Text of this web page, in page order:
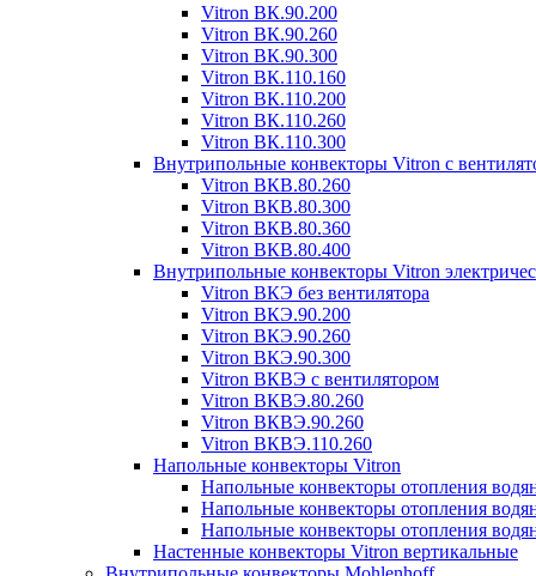
Vitron ВК.90.200
Vitron ВК.90.260
Vitron ВК.90.300
Vitron ВК.110.160
Vitron ВК.110.200
Vitron ВК.110.260
Vitron ВК.110.300
Внутрипольные конвекторы Vitron с
Vitron ВКВ.80.260
Vitron ВКВ.80.300
Vitron ВКВ.80.360
Vitron ВКВ.80.400
Внутрипольные конвекторы Vitron
Vitron ВКЭ без вентилятора
Vitron ВКЭ.90.200
Vitron ВКЭ.90.260
Vitron ВКЭ.90.300
Vitron ВКВЭ с вентилятором
Vitron ВКВЭ.80.260
Vitron ВКВЭ.90.260
Vitron ВКВЭ.110.260
Напольные конвекторы Vitron
Напольные конвекторы отопления
Напольные конвекторы отопления
Напольные конвекторы отопления
Настенные конвекторы Vitron вертикальные